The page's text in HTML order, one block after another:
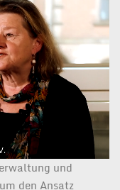
und
den Ansatz